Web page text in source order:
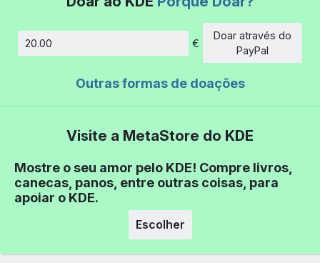
Montante
€
Doar através do
PayPal
Outras formas de doações
Visite a MetaStore do KDE
Mostre o seu amor pelo KDE! Compre livros,
canecas, panos, entre outras coisas, para
apoiar o KDE.
Escolher